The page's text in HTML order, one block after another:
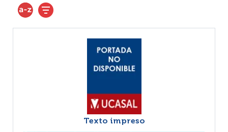
Texto impreso